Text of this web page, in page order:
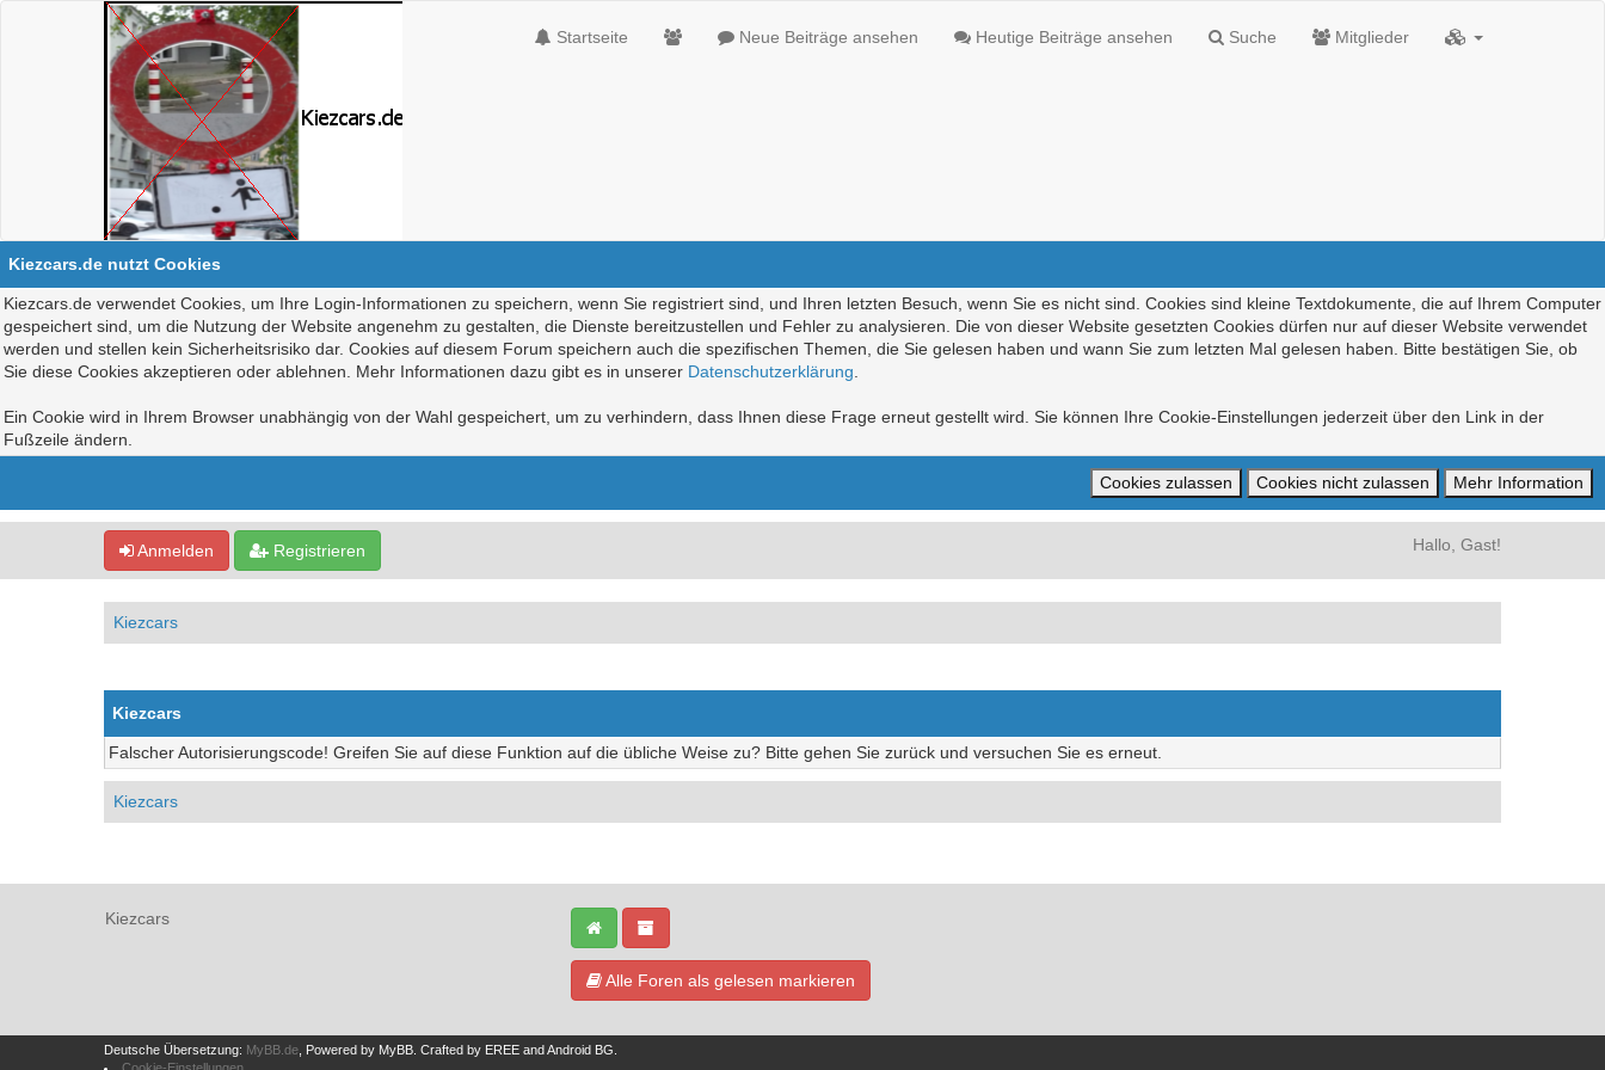
Startseite Neue Beiträge ansehen Heutige Beiträge ansehen Suche Mitglieder
Kiezcars.de nutzt Cookies
Kiezcars.de verwendet Cookies, um Ihre Login-Informationen zu speichern, wenn Sie registriert sind, und Ihren letzten Besuch, wenn Sie es nicht sind. Cookies sind kleine Textdokumente, die auf Ihrem Computer
gespeichert sind, um die Nutzung der Website angenehm zu gestalten, die Dienste bereitzustellen und Fehler zu analysieren. Die von dieser Website gesetzten Cookies dürfen nur auf dieser Website verwendet
werden und stellen kein Sicherheitsrisiko dar. Cookies auf diesem Forum speichern auch die spezifischen Themen, die Sie gelesen haben und wann Sie zum letzten Mal gelesen haben. Bitte bestätigen Sie, ob
Sie diese Cookies akzeptieren oder ablehnen. Mehr Informationen dazu gibt es in unserer Datenschutzerklärung
Ein Cookie wird in Ihrem Browser unabhängig von der Wahl gespeichert, um zu verhindern, dass Ihnen diese Frage erneut gestellt wird. Sie können Ihre Cookie-Einstellungen jederzeit über den Link in der
Fußzeile ändern.
Anmelden Registrieren Hallo, Gast!
Kiezcars
Kiezcars
Falscher Autorisierungscode! Greifen Sie auf diese Funktion auf die übliche Weise zu? Bitte gehen Sie zurück und versuchen Sie es erneut.
Kiezcars
Kiezcars
Alle Foren als gelesen markieren
Deutsche Übersetzung: MyBB.de , Powered by MyBB Crafted by EREE andAndroid BG